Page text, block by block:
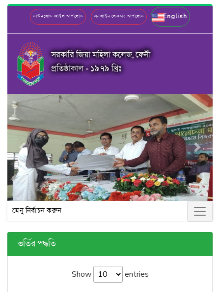
ডাউনলোড ফাইল আপলোড অনলাইন লেকচার আপলোড English
সরকারি জিয়া মহিলা কলেজ, ফেনী
প্রতিষ্ঠাকাল - ১৯৭৯ খ্রিঃ
Previous Next
মেনু নির্বাচন করুন
ভর্তির পদ্ধতি
Show entries